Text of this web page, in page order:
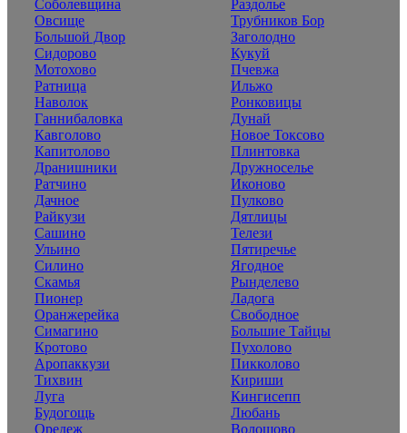
Соболевщина
Раздолье
Овсище
Трубников Бор
Большой Двор
Заголодно
Сидорово
Кукуй
Мотохово
Пчевжа
Ратница
Ильжо
Наволок
Ронковицы
Ганнибаловка
Дунай
Кавголово
Новое Токсово
Капитолово
Плинтовка
Дранишники
Дружноселье
Ратчино
Иконово
Дачное
Пулково
Райкузи
Дятлицы
Сашино
Телези
Ульино
Пятиречье
Силино
Ягодное
Скамья
Рынделево
Пионер
Ладога
Оранжерейка
Свободное
Симагино
Большие Тайцы
Кротово
Пухолово
Аропаккузи
Пикколово
Тихвин
Кириши
Луга
Кингисепп
Будогощь
Любань
Оредеж
Волошово